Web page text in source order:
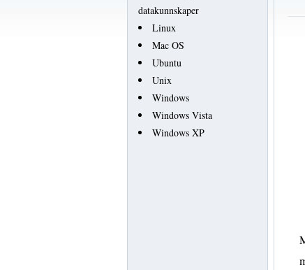
datakunnskaper
Linux
Mac OS
Ubuntu
Unix
Windows
Windows Vista
Windows XP